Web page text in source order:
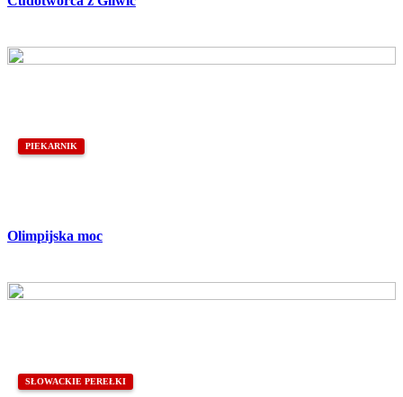
PIEKARNIK
Olimpijska moc
SŁOWACKIE PEREŁKI